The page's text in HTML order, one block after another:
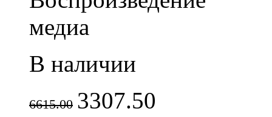
медиа
В наличии
6615.00 3307.50